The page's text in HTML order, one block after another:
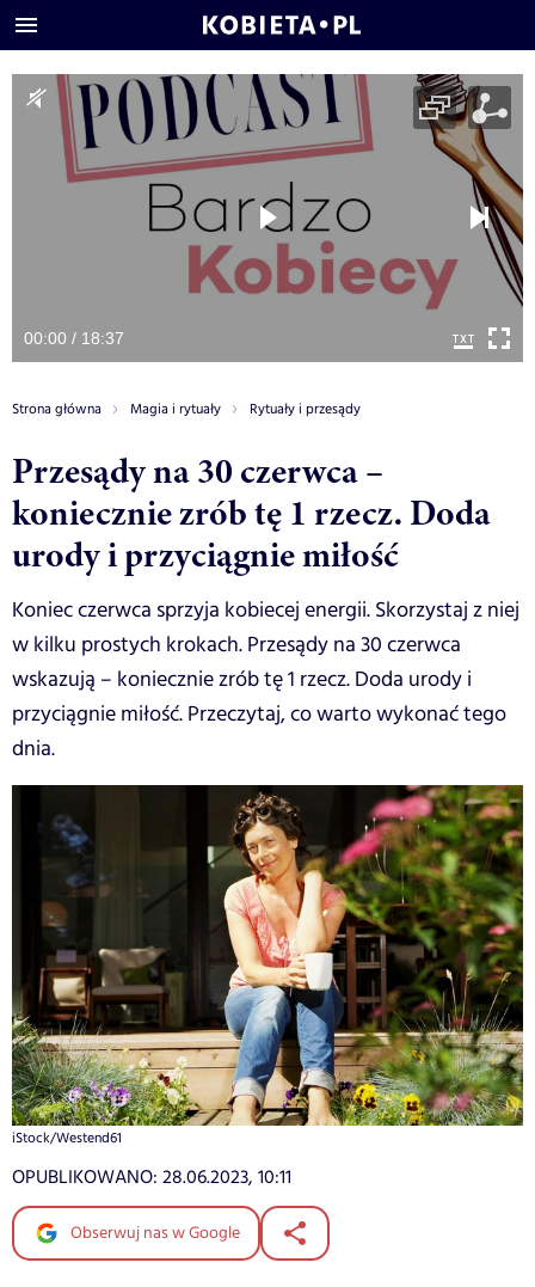
00:00 / 18:37
Strona główna Magia i rytuały Rytuały i przesądy
Przesądy na 30 czerwca –
koniecznie zrób tę 1 rzecz. Doda
urody i przyciągnie miłość
Koniec czerwca sprzyja kobiecej energii. Skorzystaj z niej
w kilku prostych krokach. Przesądy na 30 czerwca
wskazują – koniecznie zrób tę 1 rzecz. Doda urody i
przyciągnie miłość. Przeczytaj, co warto wykonać tego
dnia.
iStock/Westend61
OPUBLIKOWANO: 28.06.2023, 10:11
Obserwuj nas w Google